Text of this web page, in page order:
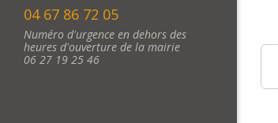
04 67 86 72 05
Numéro d'urgence en dehors des
heures d'ouverture de la mairie
06 27 19 25 46